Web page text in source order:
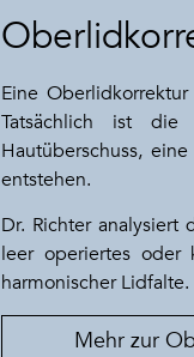
Eine
Tatsächlich ist die
Hautüberschuss,
entstehen.
Dr. Richter analysiert
leer operiertes oder
harmonischer Lidfalte.
Mehr zur